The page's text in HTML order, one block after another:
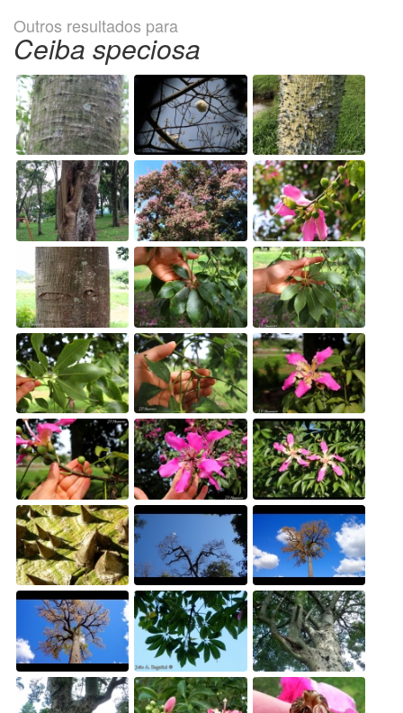
Outros resultados para
Ceiba speciosa